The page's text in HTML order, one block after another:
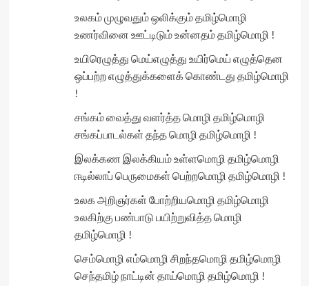
உலகம் முழுவதும் ஒலிக்கும் தமிழ்மொழி
உணர்வினை ஊட்டிடும் உன்னதம் தமிழ்மொழி !
உயிரெழுத்து மெய்எழுத்து உயிர்மெய் எழுத்தென
ஒப்பற்ற எழுத்துக்களைக் கொண்டது தமிழ்மொழி
!
சங்கம் வைத்து வளர்த்த மொழி தமிழ்மொழி
சங்கப்பாடல்கள் தந்த மொழி தமிழ்மொழி !
இலக்கண இலக்கியம் உள்ளமொழி தமிழ்மொழி
ஈடில்லாப் பெருமைகள் பெற்றமொழி தமிழ்மொழி !
உலக அறிஞர்கள் போற்றியமொழி தமிழ்மொழி
உலகிற்கு பண்பாடு பயிற்றுவித்த மொழி
தமிழ்மொழி !
செம்மொழி எம்மொழி சிறந்தமொழி தமிழ்மொழி
செந்தமிழ் நாட்டின் தாய்மொழி தமிழ்மொழி !